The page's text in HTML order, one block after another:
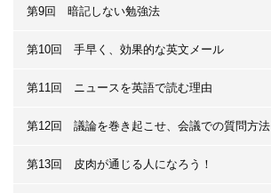
第9回 暗記しない勉強法
第10回 手早く、効果的な英文メール
第11回 ニュースを英語で読む理由
第12回 議論を巻き起こせ、会議での質問方法
第13回 皮肉が通じる人になろう！